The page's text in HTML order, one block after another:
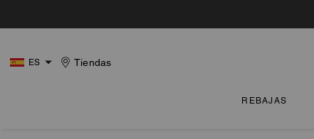
ES Tiendas
REBAJAS